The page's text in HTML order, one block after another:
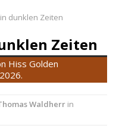
den ständigen
Musikgeschichte:
zu den größten Hits
Single „Late Night
dunklen Zeiten
Zeiten
Hiss Golden
Waldherr in